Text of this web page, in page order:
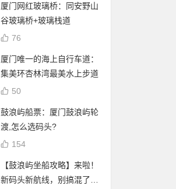
厦门网红玻璃桥：同安野山
谷玻璃桥+玻璃栈道
76
厦门唯一的海上自行车道：
集美环杏林湾最美水上步道
50
鼓浪屿船票：厦门鼓浪屿轮
渡,怎么选码头?
154
【鼓浪屿坐船攻略】来啦！
新码头新航线，别搞混了